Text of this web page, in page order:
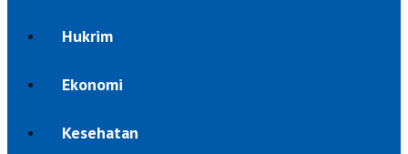
Hukrim
Ekonomi
Kesehatan